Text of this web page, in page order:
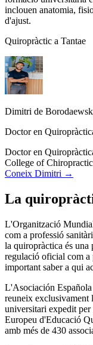
inclouen anatomia,
d'ajust.
Quiropràctic a Tantae
Dimitri de
Doctor en
Doctor en
College of
Coneix Dimitri →
La
L'Organització
com a professió
la quiropràctica és una
regulació oficial com a
important saber a qui
L'Asociación
reuneix exclusivament
universitari expedit per
Europeu d'Educació
amb més de 430